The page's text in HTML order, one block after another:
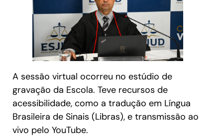
A sessão virtual ocorreu no estúdio de
gravação da Escola. Teve recursos de
acessibilidade, como a tradução em Língua
Brasileira de Sinais (Libras), e transmissão ao
vivo pelo YouTube.